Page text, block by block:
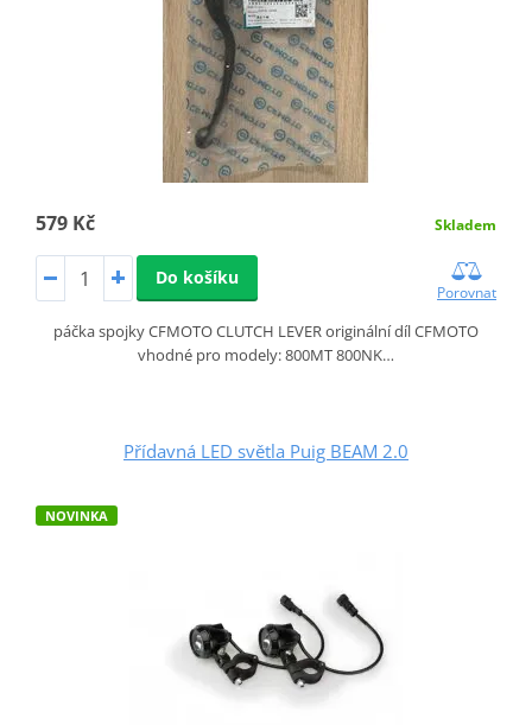
579 Kč Skladem
Do košíku
Porovnat
páčka spojky CFMOTO CLUTCH LEVER originální díl CFMOTO
vhodné pro modely: 800MT 800NK…
Přídavná LED světla Puig BEAM 2.0
NOVINKA